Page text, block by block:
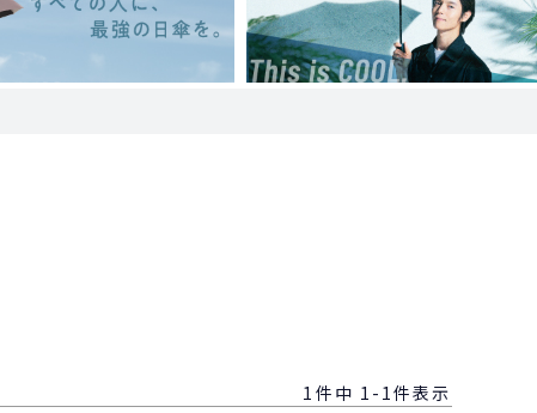
1 件中 1 - 1件表示